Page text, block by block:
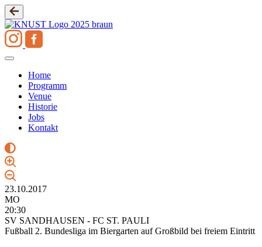
Zum
Inhalt
springen
Home
Programm
Venue
Historie
Jobs
Kontakt
23.10.2017
MO
20:30
SV SANDHAUSEN - FC ST. PAULI
Fußball 2. Bundesliga im Biergarten auf Großbild bei freiem Eintritt